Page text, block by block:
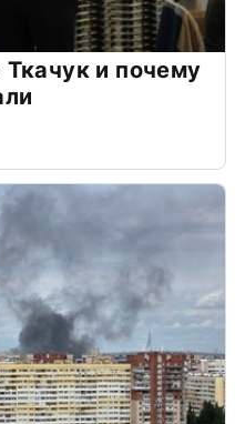
и почему